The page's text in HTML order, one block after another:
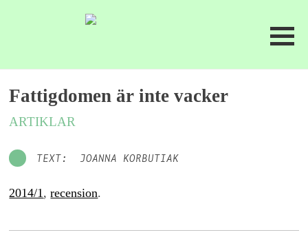
Fattigdomen är inte vacker
ARTIKLAR
TEXT: JOANNA KORBUTIAK
2014/1,recension.